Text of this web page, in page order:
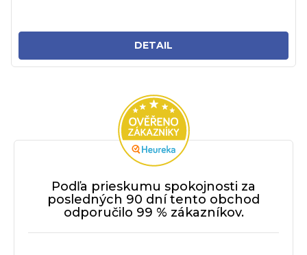
DETAIL
Podľa prieskumu spokojnosti za
posledných 90 dní tento obchod
odporučilo 99 % zákazníkov.